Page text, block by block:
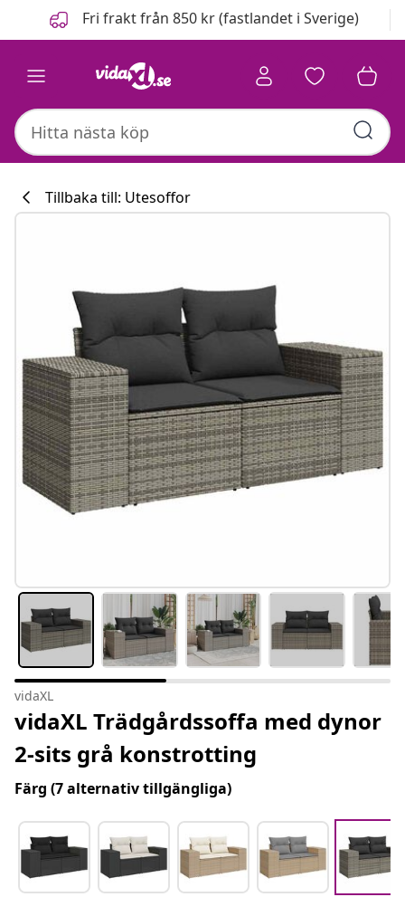
FöregåendeFri frakt från 850 kr (fastlandet i Sverige)
Tillbaka till: Utesoffor
vidaXL
vidaXL Trädgårdssoffa med dynor
2-sits grå konstrotting
Färg (7 alternativ tillgängliga)